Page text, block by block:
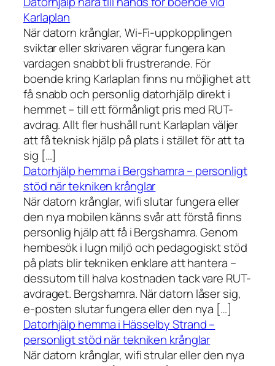
Karlaplan
När datorn krånglar, Wi-Fi-uppkopplingen
sviktar eller skrivaren vägrar fungera kan
vardagen snabbt bli frustrerande. För
boende kring Karlaplan finns nu möjlighet att
få snabb och personlig datorhjälp direkt i
hemmet – till ett förmånligt pris med RUT-
avdrag. Allt fler hushåll runt Karlaplan väljer
att få teknisk hjälp på plats i stället för att ta
sig […]
Datorhjälp hemma i Bergshamra – personligt
stöd när tekniken krånglar
När datorn krånglar, wifi slutar fungera eller
den nya mobilen känns svår att förstå finns
personlig hjälp att få i Bergshamra. Genom
hembesök i lugn miljö och pedagogiskt stöd
på plats blir tekniken enklare att hantera –
dessutom till halva kostnaden tack vare RUT-
avdraget. Bergshamra. När datorn låser sig,
e-posten slutar fungera eller den nya […]
Datorhjälp hemma i Hässelby Strand –
personligt stöd när tekniken krånglar
När datorn krånglar, wifi strular eller den nya